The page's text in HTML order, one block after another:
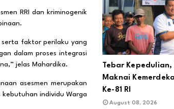
RRI dan kriminogenik
serta faktor perilaku yang
dalam proses integrasi
jelas Mahardika.
asesmen merupakan
individu Warga
Tebar
Maknai
Ke-81 RI
August 08, 2026